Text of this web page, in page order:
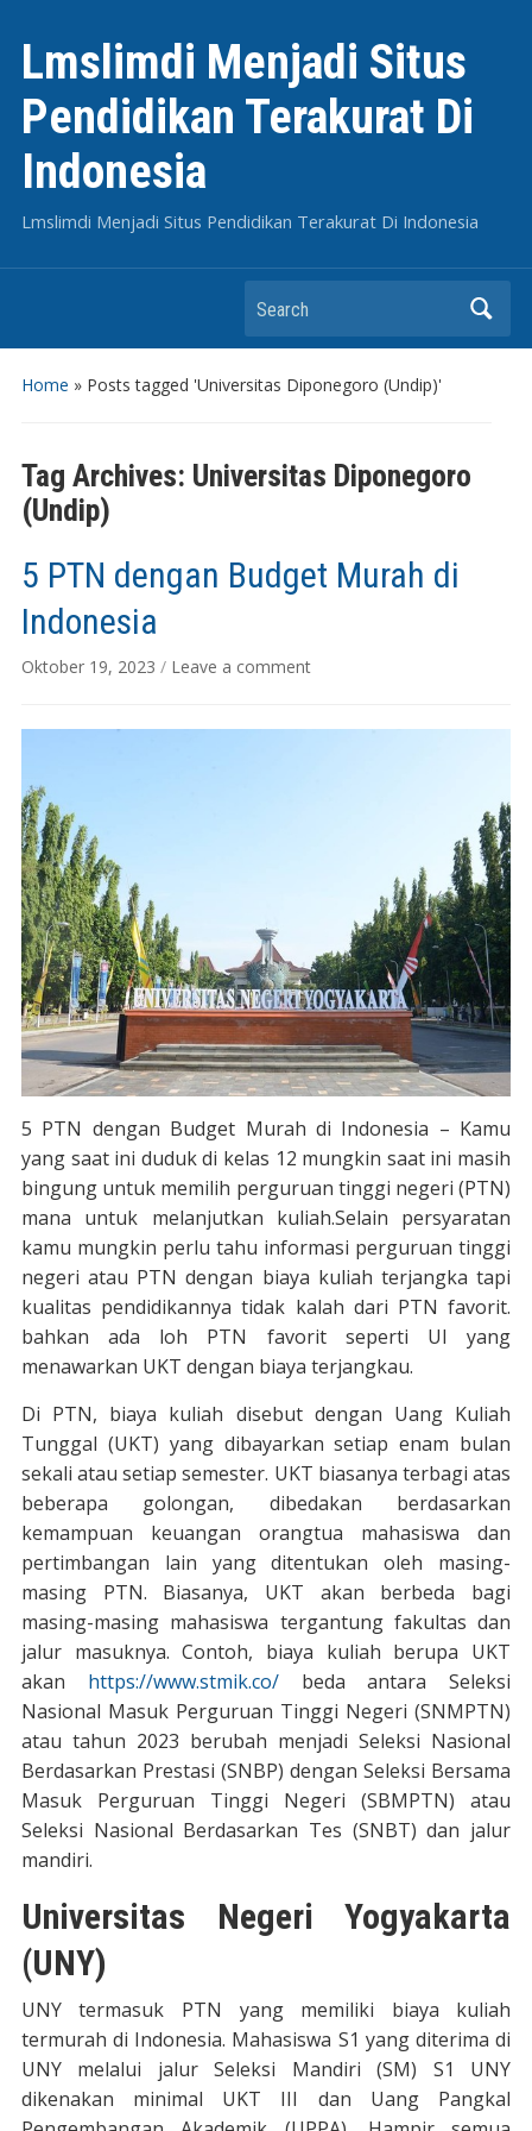
Lmslimdi Menjadi Situs
Pendidikan Terakurat Di
Indonesia
Lmslimdi Menjadi Situs Pendidikan Terakurat Di Indonesia
Search
Home » Posts tagged 'Universitas Diponegoro (Undip)'
Tag Archives: Universitas Diponegoro
(Undip)
5 PTN dengan Budget Murah di
Indonesia
Oktober 19, 2023 / Leave a comment
5 PTN dengan Budget Murah di Indonesia – Kamu
yang saat ini duduk di kelas 12 mungkin saat ini masih
bingung untuk memilih perguruan tinggi negeri (PTN)
mana untuk melanjutkan kuliah.Selain persyaratan
kamu mungkin perlu tahu informasi perguruan tinggi
negeri atau PTN dengan biaya kuliah terjangka tapi
kualitas pendidikannya tidak kalah dari PTN favorit.
bahkan ada loh PTN favorit seperti UI yang
menawarkan UKT dengan biaya terjangkau.
Di PTN, biaya kuliah disebut dengan Uang Kuliah
Tunggal (UKT) yang dibayarkan setiap enam bulan
sekali atau setiap semester. UKT biasanya terbagi atas
beberapa golongan, dibedakan berdasarkan
kemampuan keuangan orangtua mahasiswa dan
pertimbangan lain yang ditentukan oleh masing-
masing PTN. Biasanya, UKT akan berbeda bagi
masing-masing mahasiswa tergantung fakultas dan
jalur masuknya. Contoh, biaya kuliah berupa UKT
akan https://www.stmik.co/beda antara Seleksi
Nasional Masuk Perguruan Tinggi Negeri (SNMPTN)
atau tahun 2023 berubah menjadi Seleksi Nasional
Berdasarkan Prestasi (SNBP) dengan Seleksi Bersama
Masuk Perguruan Tinggi Negeri (SBMPTN) atau
Seleksi Nasional Berdasarkan Tes (SNBT) dan jalur
mandiri.
Universitas Negeri Yogyakarta
(UNY)
UNY termasuk PTN yang memiliki biaya kuliah
termurah di Indonesia. Mahasiswa S1 yang diterima di
UNY melalui jalur Seleksi Mandiri (SM) S1 UNY
dikenakan minimal UKT III dan Uang Pangkal